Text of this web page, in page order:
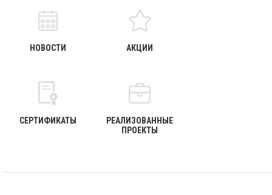
НОВОСТИ АКЦИИ
СЕРТИФИКАТЫ
РЕАЛИЗОВАННЫЕ
ПРОЕКТЫ